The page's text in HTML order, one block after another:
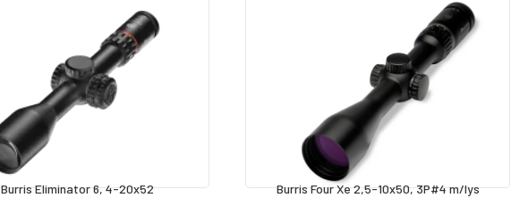
Burris Eliminator 6, 4-20x52 Burris Four Xe 2,5-10x50, 3P#4 m/lys